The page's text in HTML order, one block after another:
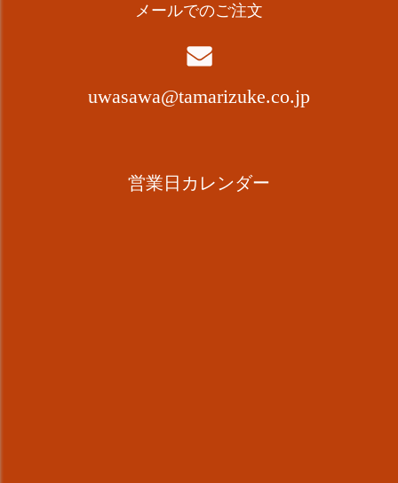
メールでのご注文
uwasawa@tamarizuke.co.jp
営業日カレンダー